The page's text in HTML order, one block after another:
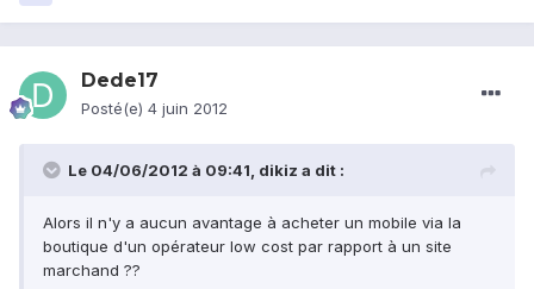
Dede17
Posté(e) 4 juin 2012
Le 04/06/2012 à 09:41, dikiz a dit :
Alors il n'y a aucun avantage à acheter un mobile via la
boutique d'un opérateur low cost par rapport à un site
marchand ??